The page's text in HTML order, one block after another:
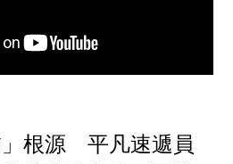
」根源 平凡速遞員